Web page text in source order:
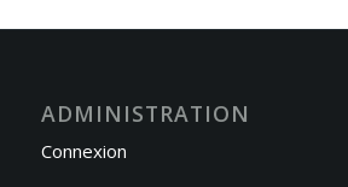
ADMINISTRATION
Connexion